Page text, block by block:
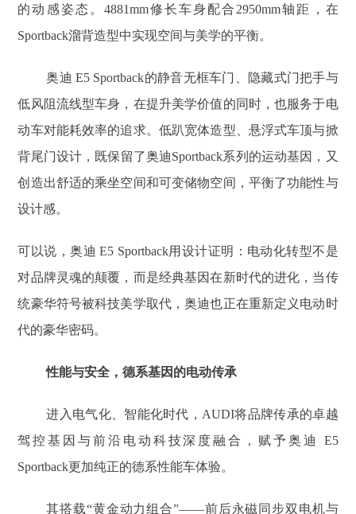
的动感姿态。4881mm修长车身配合2950mm轴距，在
Sportback溜背造型中实现空间与美学的平衡。
奥迪 E5 Sportback的静音无框车门、隐藏式门把手与
低风阻流线型车身，在提升美学价值的同时，也服务于电
动车对能耗效率的追求。低趴宽体造型、悬浮式车顶与掀
背尾门设计，既保留了奥迪Sportback系列的运动基因，又
创造出舒适的乘坐空间和可变储物空间，平衡了功能性与
设计感。
可以说，奥迪 E5 Sportback用设计证明：电动化转型不是
对品牌灵魂的颠覆，而是经典基因在新时代的进化，当传
统豪华符号被科技美学取代，奥迪也正在重新定义电动时
代的豪华密码。
性能与安全，德系基因的电动传承
进入电气化、智能化时代，AUDI将品牌传承的卓越
驾控基因与前沿电动科技深度融合，赋予奥迪 E5
Sportback更加纯正的德系性能车体验。
其搭载“黄金动力组合”——前后永磁同步双电机与